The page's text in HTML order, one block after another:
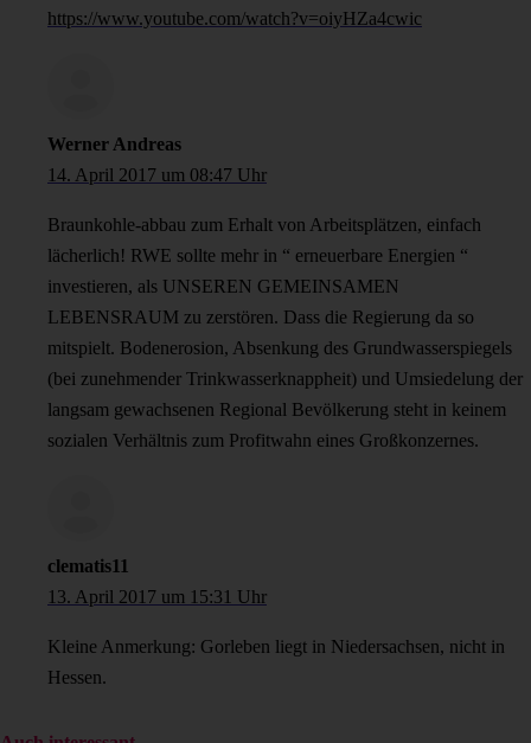
https://www.youtube.com/watch?v=oiyHZa4cwic
Werner Andreas
14. April 2017 um 08:47 Uhr
Braunkohle-abbau zum Erhalt von Arbeitsplätzen, einfach
lächerlich! RWE sollte mehr in “ erneuerbare Energien “
investieren, als UNSEREN GEMEINSAMEN
LEBENSRAUM zu zerstören. Dass die Regierung da so
mitspielt. Bodenerosion, Absenkung des Grundwasserspiegels
(bei zunehmender Trinkwasserknappheit) und Umsiedelung der
langsam gewachsenen Regional Bevölkerung steht in keinem
sozialen Verhältnis zum Profitwahn eines Großkonzernes.
clematis11
13. April 2017 um 15:31 Uhr
Kleine Anmerkung: Gorleben liegt in Niedersachsen, nicht in
Hessen.